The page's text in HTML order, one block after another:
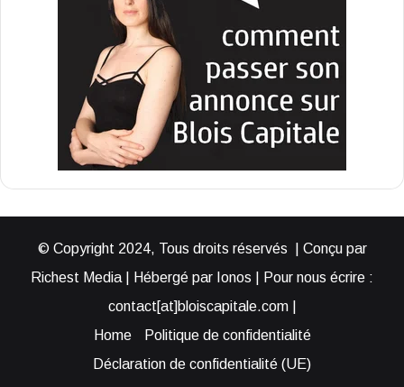
© Copyright 2024, Tous droits réservés | Conçu par
Richest Media | Hébergé par Ionos | Pour nous écrire :
contact[at]bloiscapitale.com |
Home
Politique de confidentialité
Déclaration de confidentialité (UE)